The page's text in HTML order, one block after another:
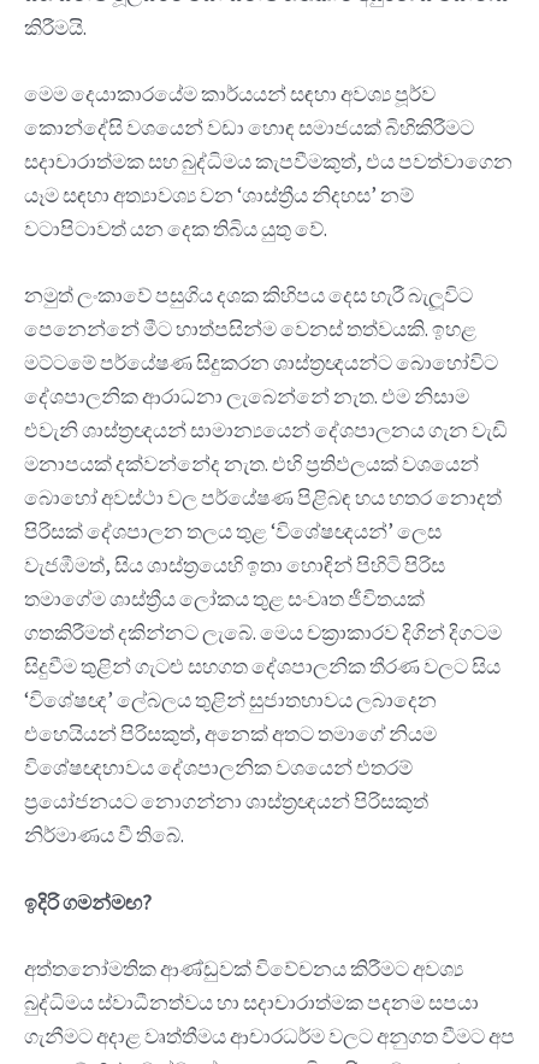
කිරීමයි.
මෙම දෙයාකාරයේම කාර්යයන් සඳහා අවශ්‍ය පූර්ව
කොන්දේසි වශයෙන් වඩා හොඳ සමාජයක් බිහිකිරීමට
සදාචාරාත්මක සහ බුද්ධිමය කැපවීමකුත්, එය පවත්වාගෙන
යෑම සඳහා අත්‍යාවශ්‍ය වන ‘ශාස්ත්‍රීය නිදහස’ නම්
වටාපිටාවත් යන දෙක තිබිය යුතු වේ.
නමුත් ලංකාවේ පසුගිය දශක කිහිපය දෙස හැරී බැලූවිට
පෙනෙන්නේ මීට හාත්පසින්ම වෙනස් තත්වයකි. ඉහළ
මට්ටමේ පර්යේෂණ සිදුකරන ශාස්ත්‍රඥයන්ට බොහෝවිට
දේශපාලනික ආරාධනා ලැබෙන්නේ නැත. එම නිසාම
එවැනි ශාස්ත්‍රඥයන් සාමාන්‍යයෙන් දේශපාලනය ගැන වැඩි
මනාපයක් දක්වන්නේද නැත. එහි ප්‍රතිඵලයක් වශයෙන්
බොහෝ අවස්ථා වල පර්යේෂණ පිළිබඳ හය හතර නොදත්
පිරිසක් දේශපාලන තලය තුළ ‘විශේෂඥයන්’ ලෙස
වැජඹීමත්, සිය ශාස්ත්‍රයෙහි ඉතා හොඳින් පිහිටි පිරිස
තමාගේම ශාස්ත්‍රීය ලෝකය තුළ සංවෘත ජීවිතයක්
ගතකිරීමත් දකින්නට ලැබේ. මෙය චක්‍රාකාරව දිගින් දිගටම
සිදුවීම තුළින් ගැටළු සහගත දේශපාලනික තීරණ වලට සිය
‘විශේෂඥ’ ලේබලය තුළින් සුජාතභාවය ලබාදෙන
එහෙයියන් පිරිසකුත්, අනෙක් අතට තමාගේ නියම
විශේෂඥභාවය දේශපාලනික වශයෙන් එතරම්
ප්‍රයෝජනයට නොගන්නා ශාස්ත්‍රඥයන් පිරිසකුත්
නිර්මාණය වී තිබේ.
ඉදිරිගමන්මඟ?
අත්තනෝමතික ආණ්ඩුවක් විවේචනය කිරීමට අවශ්‍ය
බුද්ධිමය ස්වාධීනත්වය හා සදාචාරාත්මක පදනම සපයා
ගැනීමට අදාළ වෘත්තීමය ආචාරධර්ම වලට අනුගත වීමට අප